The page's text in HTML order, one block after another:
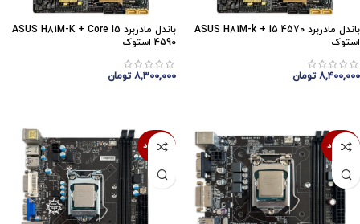
باندل مادربرد ASUS H81M-k + i5 4570
استوک
۸,۴۰۰,۰۰۰ تومان
باندل مادربرد ASUS H81M-K + Core i5
4590 استوک
۸,۳۰۰,۰۰۰ تومان
ناموجود ناموجود